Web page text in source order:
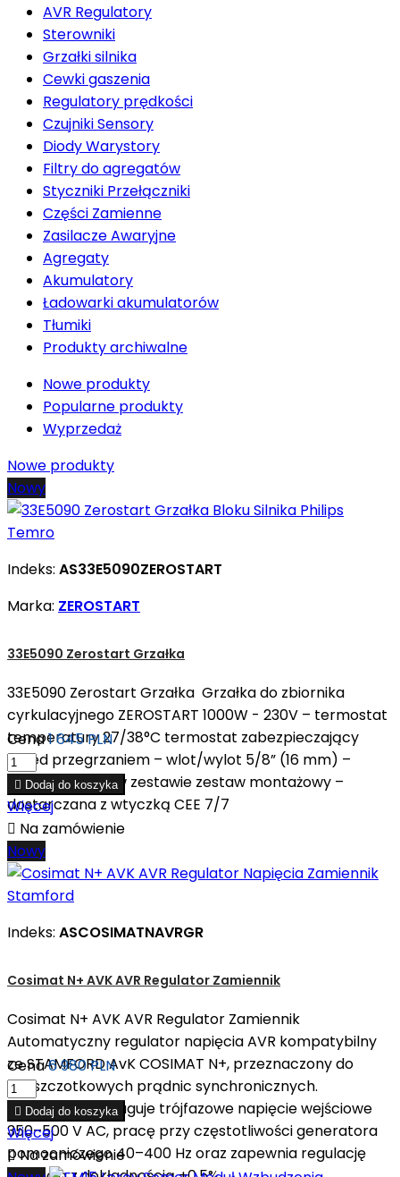
AVR Regulatory
Sterowniki
Grzałki silnika
Cewki gaszenia
Regulatory prędkości
Czujniki Sensory
Diody Warystory
Filtry do agregatów
Styczniki Przełączniki
Części Zamienne
Zasilacze Awaryjne
Agregaty
Akumulatory
Ładowarki akumulatorów
Tłumiki
Produkty archiwalne
Nowe produkty
Popularne produkty
Wyprzedaż
Nowe produkty
Nowy
Indeks: AS33E5090ZEROSTART
Marka: ZEROSTART
33E5090 Zerostart Grzałka
33E5090 Zerostart Grzałka Grzałka do zbiornika
cyrkulacyjnego ZEROSTART 1000W - 230V – termostat
temperatury 27/38°C termostat zabezpieczający
przed przegrzaniem – wlot/wylot 5/8” (16 mm) –
certyfikat CE – w zestawie zestaw montażowy –
dostarczana z wtyczką CEE 7/7
Cena1 645 PLN
 Dodaj do koszyka
Więcej
 Na zamówienie
Nowy
Indeks: ASCOSIMATNAVRGR
Cosimat N+ AVK AVR Regulator Zamiennik
Cosimat N+ AVK AVR Regulator Zamiennik
Automatyczny regulator napięcia AVR kompatybilny
ze STAMFORD AvK COSIMAT N+, przeznaczony do
bezszczotkowych prądnic synchronicznych.
Urządzenie obsługuje trójfazowe napięcie wejściowe
350–500 V AC, pracę przy częstotliwości generatora
pomocniczego 40–400 Hz oraz zapewnia regulację
Cena6 980 PLN
 Dodaj do koszyka
Więcej
Na zamówienie